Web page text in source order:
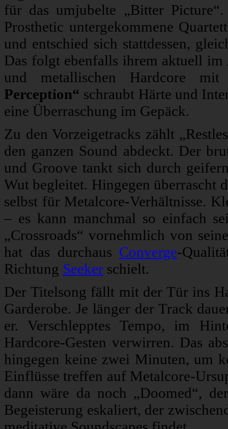
für das umjubelte „Bitter
Prosthetic untergekommene
und entschied sich stattdessen,
Das folgt ebenfalls ihrem aktuell
und metallischen Hardcore
Perception“ schraubt Härte und
eine Überraschung im Gepäck.
Zu den Vorzeigetracks zählt
den ganzen Sound abdeckt. Der
und Groove tankt sich durch
Wut begleitet. Hingegen überrascht
selbst für Metalcore-Verhältnisse.
– es kann manchmal so einfach
„Crossroads“ vornehmlich von
hat das durchaus Converge-
Richtung Seeker schielt.
Der Titelsong fällt mit der Tür ins
Garderobe. Je länger der Track
er. Verschlepptes Tempo, im
Hardcore-Gesten verwirren. Das
hingegen keine zwei Minuten, um
Einflüsse treffen auf Metalcore-
dann wäre da noch „Doomed“,
Begeisterung eskaliert, der